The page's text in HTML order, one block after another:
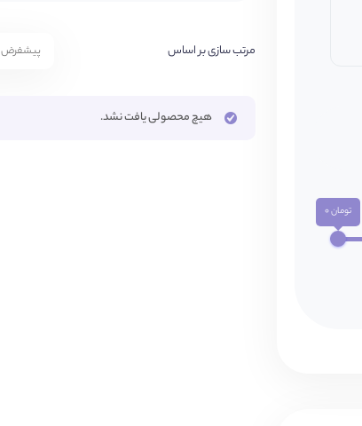
تومان 0
مرتب سازی بر اساس پیشفرض
هیچ محصولی یافت نشد.